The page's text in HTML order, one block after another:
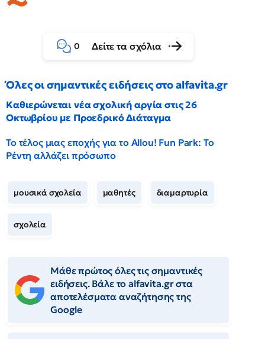
0 Δείτε τα σχόλια
Όλες οι σημαντικές ειδήσεις στο alfavita.gr
Καθιερώνεται νέα σχολική αργία στις 26
Οκτωβρίου με Προεδρικό Διάταγμα
Το τέλος μιας εποχής για το Allou! Fun Park: Το
Ρέντη αλλάζει πρόσωπο
μουσικά σχολεία μαθητές διαμαρτυρία
σχολεία
Μάθε πρώτος όλες τις σημαντικές
ειδήσεις. Βάλε το alfavita.gr στα
αποτελέσματα αναζήτησης της
Google